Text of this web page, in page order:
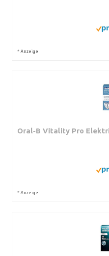
* Anzeige
Oral-B Vitality Pro
* Anzeige